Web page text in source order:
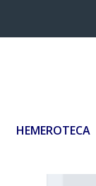
HEMEROTECA